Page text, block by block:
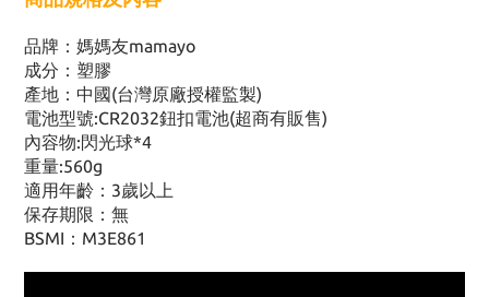
品牌：媽媽友mamayo
成分：塑膠
產地：中國(台灣原廠授權監製)
電池型號:CR2032鈕扣電池(超商有販售)
內容物:閃光球*4
重量:560g
適用年齡：3歲以上
保存期限：無
BSMI：M3E861